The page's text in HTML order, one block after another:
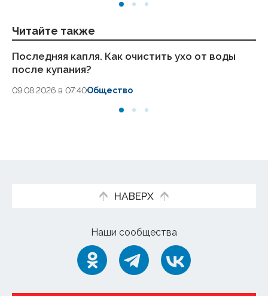
Читайте также
Последняя капля. Как очистить ухо от воды
после купания?
09.08.2026 в 07:40Общество
НАВЕРХ
Наши сообщества